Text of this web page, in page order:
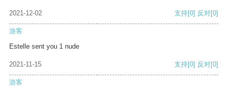
2021-12-02 支持[0] 反对[0]
游客
Estelle sent you 1 nude
2021-11-15 支持[0] 反对[0]
游客